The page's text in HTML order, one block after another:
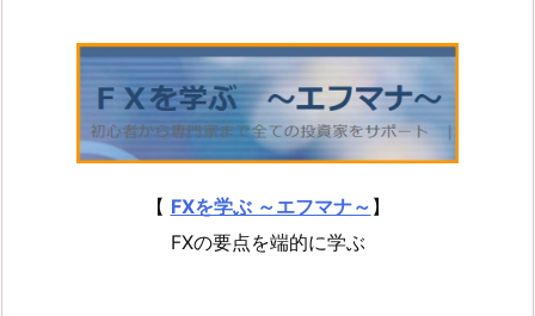
【 FXを学ぶ ～エフマナ～ 】
FXの要点を端的に学ぶ